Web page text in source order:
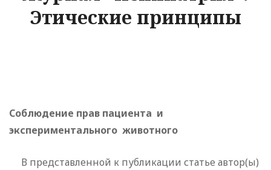
Этические принципы
Соблюдение прав пациента и
экспериментального животного
В представленной к публикации статье автор(ы)